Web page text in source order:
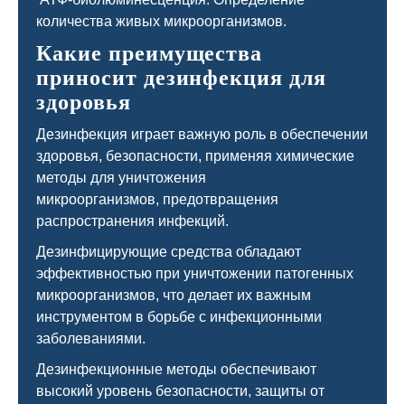
количества живых микроорганизмов.
Какие преимущества
приносит дезинфекция для
здоровья
Дезинфекция играет важную роль в обеспечении
здоровья, безопасности, применяя химические
методы для уничтожения
микроорганизмов, предотвращения
распространения инфекций.
Дезинфицирующие средства обладают
эффективностью при уничтожении патогенных
микроорганизмов, что делает их важным
инструментом в борьбе с инфекционными
заболеваниями.
Дезинфекционные методы обеспечивают
высокий уровень безопасности, защиты от